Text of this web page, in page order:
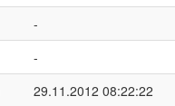
-
-
29.11.2012 08:22:22